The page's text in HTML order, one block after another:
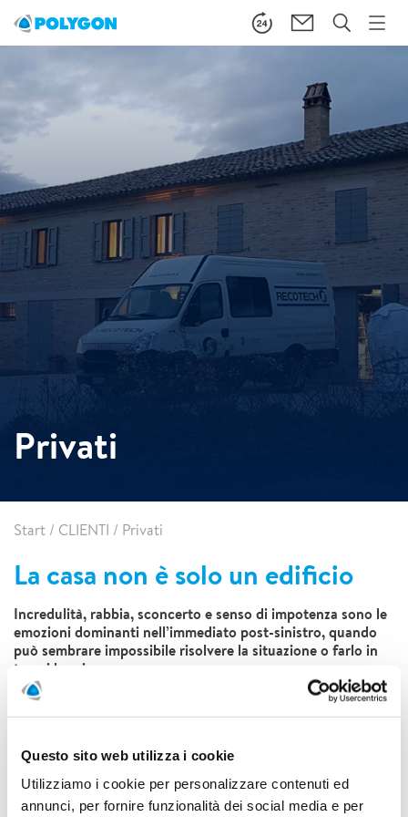
Questo sito web utilizza i cookie
Utilizziamo i cookie per personalizzare contenuti ed
annunci, per fornire funzionalità dei social media e per
Privati
Start / CLIENTI / Privati
La casa non è solo un edificio
Incredulità, rabbia, sconcerto e senso di impotenza sono le
emozioni dominanti nell’immediato post-sinistro, quando
può sembrare impossibile risolvere la situazione o farlo in
tempi brevi.
Offriamo un servizio completo per il risanamento e la
bonifica post sinistro delle abitazioni private. Mettiamo al
nostri clienti privati possono infatti contare su un
costante
grazie al contatto diretto con un project manager
dedicato; quest’ultimo sarà il punto di riferimento durante
tutto il processo, fornendo consulenza e risposte alle